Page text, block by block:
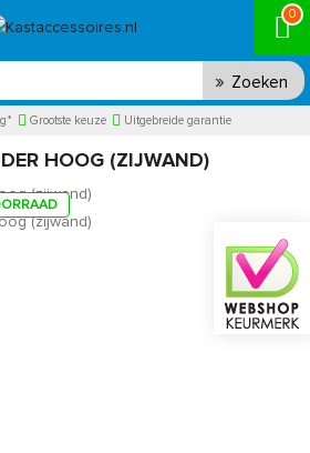
0
Zoeken
Grootste keuze Uitgebreide garantie
HOOG (ZIJWAND)